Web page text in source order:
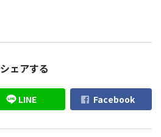
シェアする
LINE Facebook